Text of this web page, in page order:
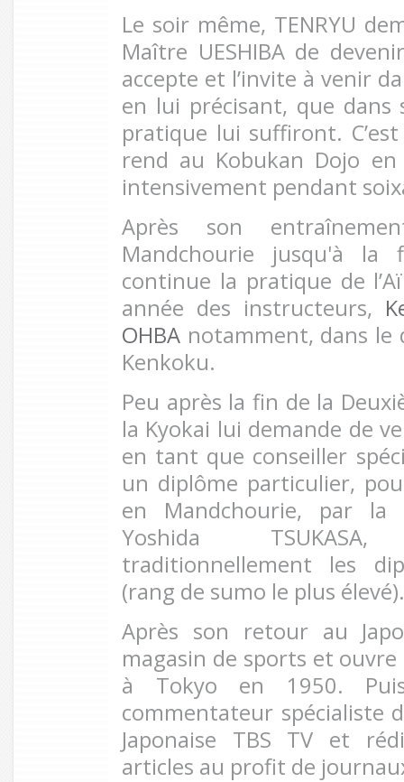
Le soir même, TENRYU
Maître UESHIBA de
accepte et l’invite à venir
en lui précisant, que dans
pratique lui suffiront.
rend au Kobukan Dojo
intensivement pendant
Après son
Mandchourie jusqu'à
continue la pratique de
année des instructeurs,
OHBA notamment, dans le
Kenkoku.
Peu après la fin de la
la Kyokai lui demande de
en tant que conseiller
un diplôme particulier,
en Mandchourie, par la
Yoshida
traditionnellement les
(rang de sumo le plus élevé).
Après son retour au
magasin de sports et
à Tokyo en 1950.
commentateur spécialiste
Japonaise TBS TV et
articles au profit de